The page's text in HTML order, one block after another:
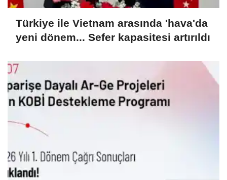
Türkiye ile Vietnam arasında 'hava'da
yeni dönem... Sefer kapasitesi artırıldı